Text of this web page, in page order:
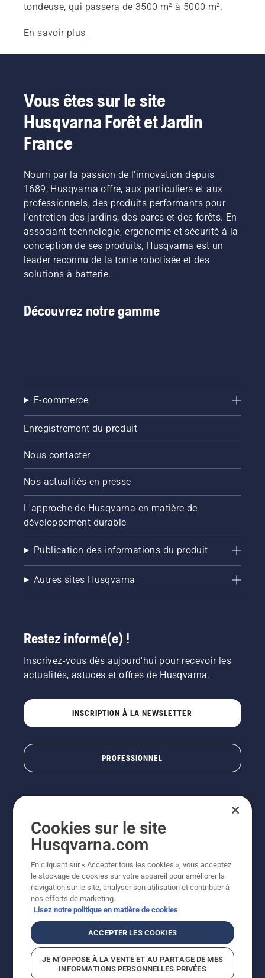
tondeuse, qui passera de 3500 m² à 5000 m².
En savoir plus
Vous êtes sur le site
Husqvarna Forêt et Jardin
France
Nourri par la passion de l'innovation depuis
1689, Husqvarna offre, aux particuliers et aux
professionnels, des produits performants pour
l’entretien des jardins, des parcs et des forêts. En
associant technologie, ergonomie et sécurité à la
conception de ses produits, Husqvarna est un
leader reconnu de la tonte robotisée et des
solutions à batterie.
Découvrez notre gamme
E-commerce
Enregistrement du produit
Nous contacter
Nos actualités en presse
L'approche de Husqvarna en matière de
développement durable
Publication des informations du produit
Autres sites Husqvarna
Restez informé(e) !
Inscrivez-vous dès aujourd'hui pour recevoir les
actualités, astuces et offres de Husqvarna.
INSCRIPTION À LA NEWSLETTER
PROFESSIONNEL
© Husqvarna AB (publ). Tous droits réservés. Les prix
indiqués sont des prix de vente conseillés. Photos non
contractuelles. Tous les prix indiqués sont des prix de
disponible pour un achat direct.
Mentions légalesPolitique relative aux cookies
Conditions d'utilisation Avis de confidentialité
Égalité hommes femmesSignalement de violations présumées
Cookies sur le site
Husqvarna.com
En cliquant sur « Accepter tous les cookies », vous acceptez
le stockage de cookies sur votre appareil pour améliorer la
navigation sur le site, analyser son utilisation et contribuer à
nos efforts de marketing.
Lisez notre politique en matière de cookies
ACCEPTER LES COOKIES
JE M’OPPOSE À LA VENTE ET AU PARTAGE DE MES
INFORMATIONS PERSONNELLES PRIVÉES